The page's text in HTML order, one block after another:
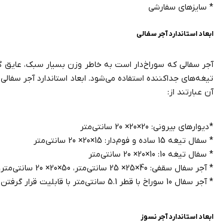
* سایزهای سفارشی
ابعاد استاندارد آجر سفالی
آجر سفالی که سوراخ‌دار است به‌ خاطر وزن بسیار سبک، عایق
تیغه‌های جداکننده استفاده می‌شود. ابعاد استاندارد آجر
آن عبارتند از:
*دیوارهای بیرونی: 20×20× 20 سانتی‌متر
* سفال تیغه 15 ساده و فوم‌دار: 15×20× 20 سانتی‌متر
* سفال تیغه 10: 10×20× 20 سانتی‌متر
* آجر سفال سقفی: 40×25× 25 سانتی‌متر، 50×20× 20 سانتی‌متر، 60×20× 20 سانتی‌متر
* آجر سفال 10 سوراخ با قطر 5.1 سانتی‌متر با قابلیت قرار گرفتن میلگرد درون سوراخ‌ها
ابعاد استاندارد آجر نسوز